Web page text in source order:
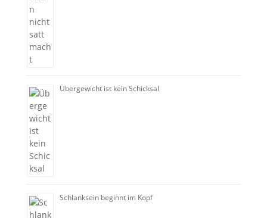
Übergewicht ist kein Schicksal
Schlanksein beginnt im Kopf